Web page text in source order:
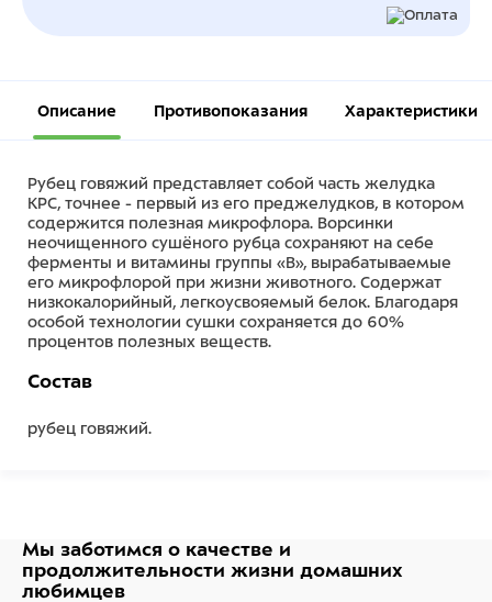
Описание Противопоказания Характеристики
Рубец говяжий представляет собой часть желудка
КРС, точнее - первый из его преджелудков, в котором
содержится полезная микрофлора. Ворсинки
неочищенного сушёного рубца сохраняют на себе
ферменты и витамины группы «В», вырабатываемые
его микрофлорой при жизни животного. Содержат
низкокалорийный, легкоусвояемый белок. Благодаря
особой технологии сушки сохраняется до 60%
процентов полезных веществ.
Состав
рубец говяжий.
Мы заботимся о качестве и
продолжительности жизни домашних
любимцев